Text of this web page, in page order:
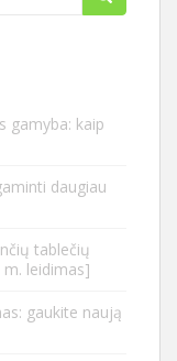
gamyba: kaip
daugiau
tablečių
leidimas]
gaukite naują